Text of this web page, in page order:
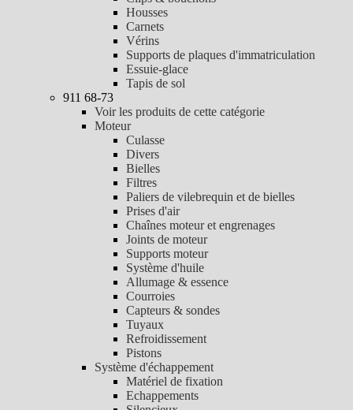
Housses
Carnets
Vérins
Supports de plaques d'immatriculation
Essuie-glace
Tapis de sol
911 68-73
Voir les produits de cette catégorie
Moteur
Culasse
Divers
Bielles
Filtres
Paliers de vilebrequin et de bielles
Prises d'air
Chaînes moteur et engrenages
Joints de moteur
Supports moteur
Système d'huile
Allumage & essence
Courroies
Capteurs & sondes
Tuyaux
Refroidissement
Pistons
Système d'échappement
Matériel de fixation
Echappements